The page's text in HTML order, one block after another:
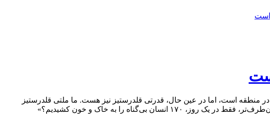
منطقه است، اما در عین حال، قدرتی قلدرستیز نیز هست. ما ملتی قلدرستیز
را به خاک و خون کشیدیم؟»